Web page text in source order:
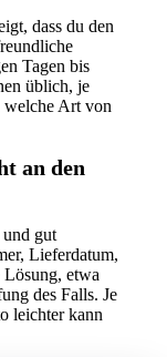
dass du den
Tagen bis
üblich, je
welche Art von
an den
gut
Lieferdatum,
Lösung, etwa
des Falls. Je
leichter kann